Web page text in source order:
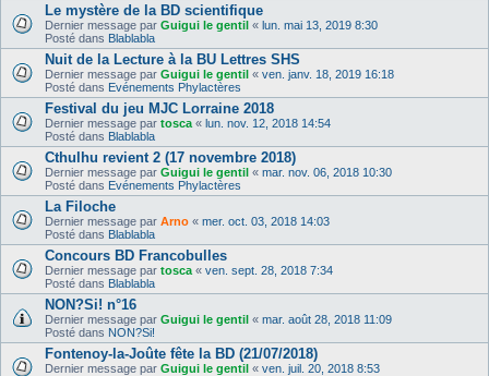
Le mystère de la BD scientifique
Dernier message par Guigui le gentil « lun. mai 13, 2019 8:30
Posté dans Blablabla
Nuit de la Lecture à la BU Lettres SHS
Dernier message par Guigui le gentil « ven. janv. 18, 2019 16:18
Posté dans Evénements Phylactères
Festival du jeu MJC Lorraine 2018
Dernier message par tosca « lun. nov. 12, 2018 14:54
Posté dans Blablabla
Cthulhu revient 2 (17 novembre 2018)
Dernier message par Guigui le gentil « mar. nov. 06, 2018 10:30
Posté dans Evénements Phylactères
La Filoche
Dernier message par Arno « mer. oct. 03, 2018 14:03
Posté dans Blablabla
Concours BD Francobulles
Dernier message par tosca « ven. sept. 28, 2018 7:34
Posté dans Blablabla
NON?Si! n°16
Dernier message par Guigui le gentil « mar. août 28, 2018 11:09
Posté dans NON?Si!
Fontenoy-la-Joûte fête la BD (21/07/2018)
Dernier message par Guigui le gentil « ven. juil. 20, 2018 8:53